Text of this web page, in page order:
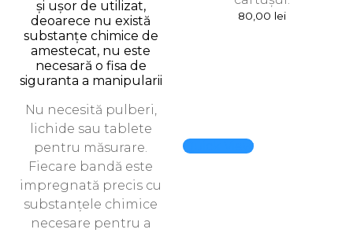
și ușor de utilizat,
deoarece nu există
substanțe chimice de
amestecat, nu este
necesară o fisa de
siguranta a manipularii
Nu necesită pulberi,
lichide sau tablete
pentru măsurare.
Fiecare bandă este
impregnată precis cu
substanțele chimice
necesare pentru a
80,00 lei
Quick View